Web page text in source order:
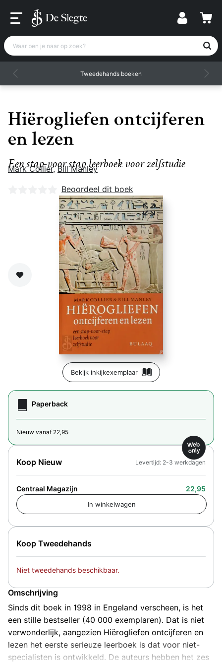
Waar ben je naar op zoek?
Tweedehands boeken
Hiërogliefen ontcijferen
en lezen
Een stap-voor stap leerboek voor zelfstudie
Mark Collier,Bill Manley
Nog geen beoordelingen
Beoordeel dit boek
Zet op verlanglijst
Bekijk inkijkexemplaar
Paperback
Nieuw vanaf 22,95
Koop Tweedehands
Niet tweedehands beschikbaar.
Koop Nieuw
Web
only
Centraal Magazijn 22,95
Levertijd: 2-3 werkdagen
Omschrijving
Sinds dit boek in 1998 in Engeland verscheen, is het
een stille bestseller (40 000 exemplaren). Dat is niet
verwonderlijk, aangezien Hiërogliefen ontcijferen en
lezen het eerste serieuze leerboek is dat voor niet-
specialisten is ontwikkeld. De auteurs hebben het zes